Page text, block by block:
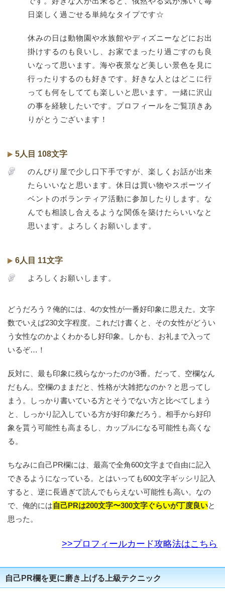
日楽しく過ごせる単純なタイプです☆
休みの日は動物園や水族館やディズニーなどにお出
掛けするのも良いし、お家でまったり過ごすのも良
いなって思います。海や夜景など美しい景色を見に
行ったりするのも好きです。好きな人とはどこに行
っても何をしてても楽しいと思います。一緒に沢山
の事を経験したいです。プロフィールをご覧頂きあ
りがとうございます！
5人目 108文字
のんびり屋で少し口下手ですが、楽しくお話が出来
たらいいなと思います。休日は買い物やスポーツイ
ベントのボランティア活動に参加したりします。な
んでも相談し合えるような関係を築けたらいいなと
思います。よろしくお願いします。
6人目 11文字
よろしくお願いします。
どうだろう？俺的には、4の女性が一番好印象に思えた。文字
数でいえば230文字程度。これだけ書くと、その女性がどうい
う女性なのかよくわかるし好印象。しかも、お礼まで入って
いるぞ…！
反対に、最も印象に残らなかったのが3番。だって、空欄なん
だもん。空欄のままだと、性格が大雑把なのか？と思ってし
まう。しっかり書いている方とそうでない方と比べてしまう
と、しっかり記入している方が好印象だろう。相手から好印
象を貰う可能性も高まるし、カップルになる可能性も高くな
る。
ちなみに自己PR欄には、最高で全角600文字まで自由に記入
できるようになっている。とはいっても600文字ギッシリ記入
すると、逆に長過ぎて読んでもらえない可能性も高い。なの
で、俺的には自己PRは200文字〜300文字ぐらいが丁度良いと
思った。
>>プロフィールカード攻略法はこちら
自己PR欄を更に磨き上げる上級テクニック